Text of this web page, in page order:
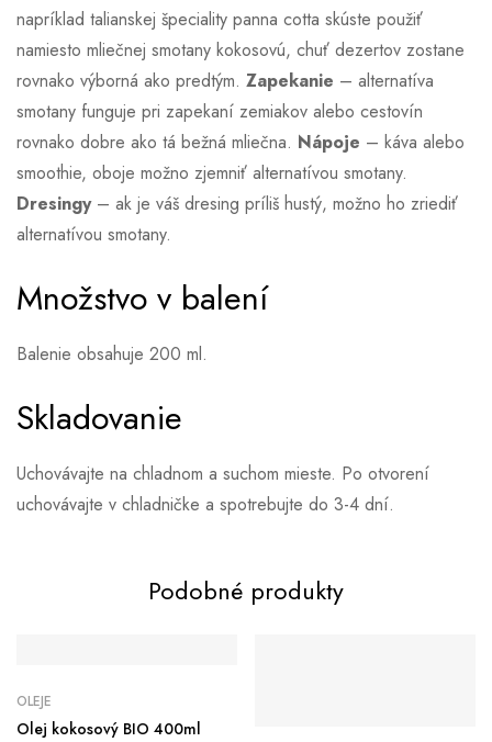
napríklad talianskej špeciality panna cotta skúste použiť
namiesto mliečnej smotany kokosovú, chuť dezertov zostane
rovnako výborná ako predtým. Zapekanie – alternatíva
smotany funguje pri zapekaní zemiakov alebo cestovín
rovnako dobre ako tá bežná mliečna. Nápoje – káva alebo
smoothie, oboje možno zjemniť alternatívou smotany.
Dresingy– ak je váš dresing príliš hustý, možno ho zriediť
alternatívou smotany.
Množstvo v balení
Balenie obsahuje 200 ml.
Skladovanie
Uchovávajte na chladnom a suchom mieste. Po otvorení
uchovávajte v chladničke a spotrebujte do 3-4 dní.
Podobné produkty
OLEJE
Olej kokosový BIO 400ml